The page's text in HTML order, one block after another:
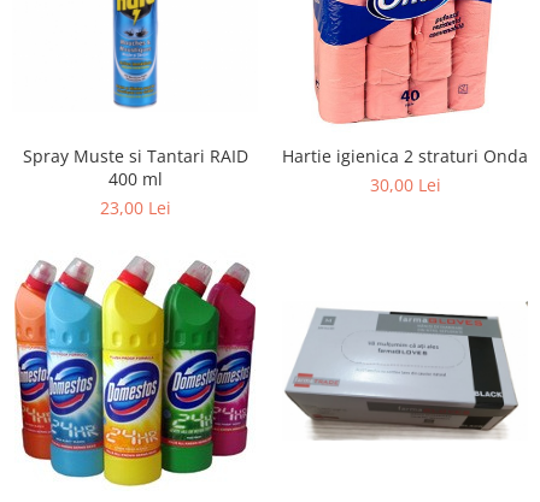
Spray Muste si Tantari RAID
400 ml
23,00 Lei
Hartie igienica 2 straturi Onda
30,00 Lei